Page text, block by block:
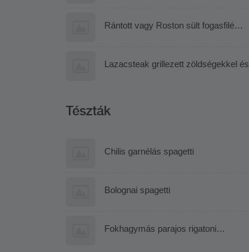
steakburgonya, citrusos-kapros mártás
Rántott vagy Roston sült fogasfilé
Lazacsteak grillezett zöldségekkel és
Tészták
Chilis garnélás spagetti
Bolognai spagetti
Fokhagymás parajos rigatoni